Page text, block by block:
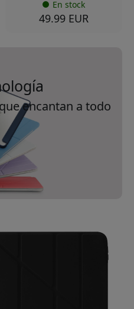
En stock
49.99 EUR
encantan a todo